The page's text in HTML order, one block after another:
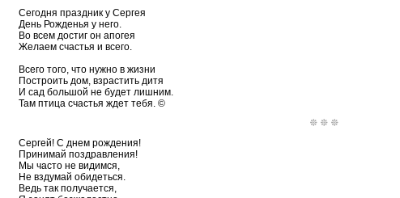
Сегодня праздник у Сергея
День Рожденья у него.
Во всем достиг он апогея
Желаем счастья и всего.
Всего того, что нужно в жизни
Построить дом, взрастить дитя
И сад большой не будет лишним.
Там птица счастья ждет тебя. ©
Сергей! С днем рождения!
Принимай поздравления!
Мы часто не видимся,
Не вздумай обидеться.
Ведь так получается,